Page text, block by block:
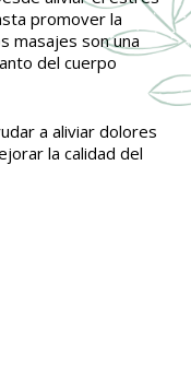
promover la
masajes son una
del cuerpo
a aliviar dolores
la calidad del